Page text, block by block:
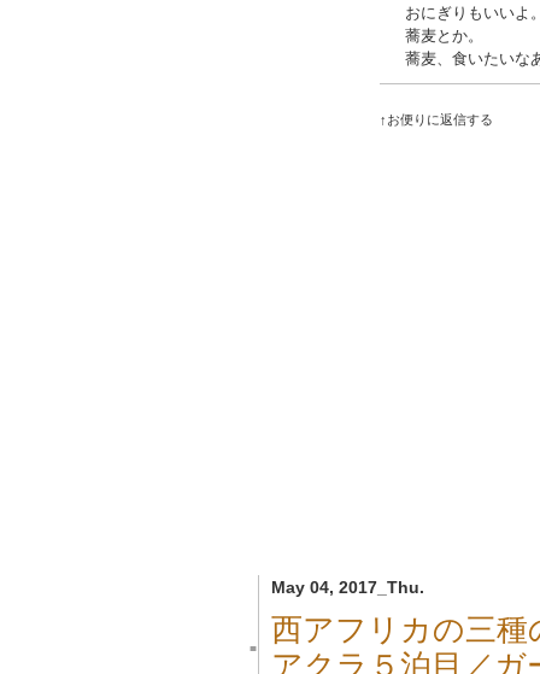
おにぎりもいいよ
蕎麦とか。
蕎麦、食いたいな
↑お便りに返信する
May 04, 2017_Thu.
■
西アフリカの三種
アクラ５泊目／ガ